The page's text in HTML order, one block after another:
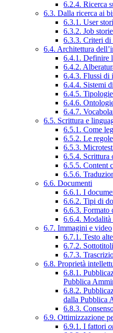
6.2.4. Ricerca
6.3. Dalla ricerca ai
6.3.1. User
6.3.2. Job
6.3.3. Criteri di
6.4. Architettura
6.4.1. Definire
6.4.2.
6.4.3. Flussi di
6.4.4. Sistemi
6.4.5.
6.4.6.
6.4.7.
6.5. Scrittura e
6.5.1. Come
6.5.2. Le
6.5.3.
6.5.4. Scrittura
6.5.5. Content
6.5.6.
6.6. Documenti
6.6.1. I
6.6.2. Tipi di
6.6.3. Formato
6.6.4. Modalità
6.7. Immagini e video
6.7.1. Testo
6.7.2.
6.7.3.
6.8. Proprietà
6.8.1.
Pubblica
6.8.2.
dalla Pubblica
6.8.3.
6.9. Ottimizzazione
6.9.1. I fattori